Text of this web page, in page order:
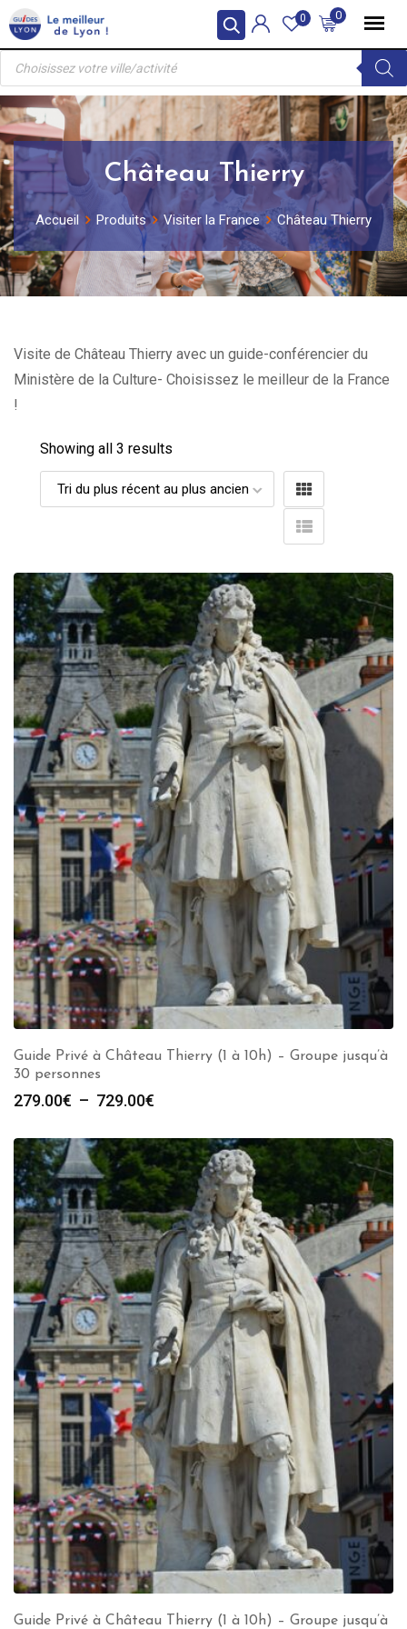
Skip
to
content
0
0
Recherche
produits
Château Thierry
Accueil Produits Visiter la France Château Thierry
Visite de Château Thierry avec un guide-conférencier du
Ministère de la Culture- Choisissez le meilleur de la France
!
Showing all 3 results
Guide Privé à Château Thierry (1 à 10h) – Groupe jusqu’à
30 personnes
279.00€ – 729.00€
prix :
279.00€
à
729.00€
Guide Privé à Château Thierry (1 à 10h) – Groupe jusqu’à